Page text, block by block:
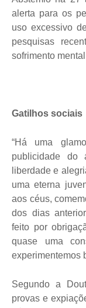
alerta para os
uso excessivo
pesquisas
sofrimento
Gatilhos sociais
“Há uma
publicidade do
liberdade e
uma eterna
aos céus,
dos dias
feito por
quase uma
experimentemos
Segundo a
provas e